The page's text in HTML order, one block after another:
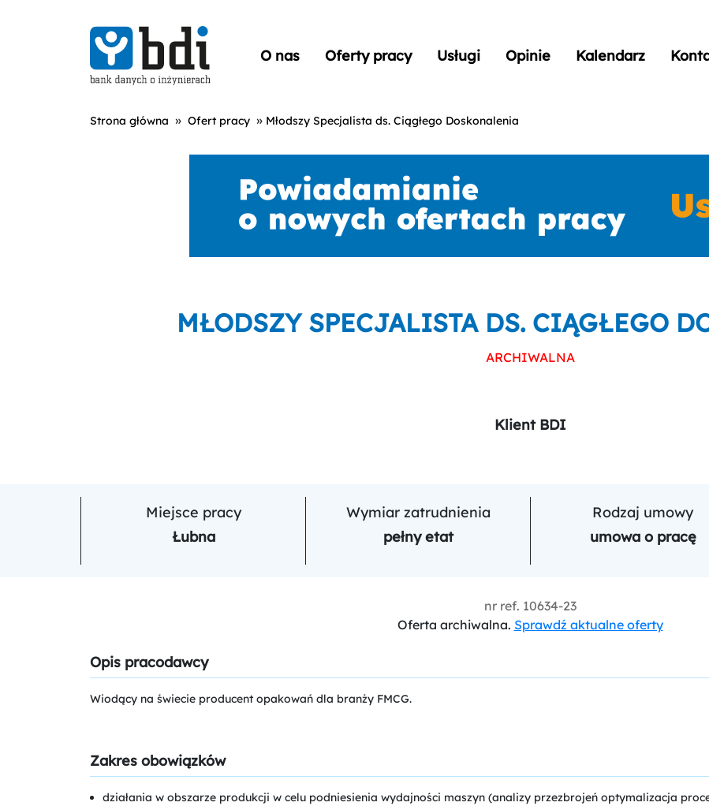
O nas Oferty pracy Usługi Opinie Kalendarz
Strona główna » Ofert pracy » Młodszy Specjalista ds. Ciągłego Doskonalenia
MŁODSZY SPECJALISTA DS. CIĄGŁEGO
ARCHIWALNA
Klient BDI
Miejsce pracy
Łubna
Wymiar zatrudnienia
pełny etat
Rodzaj umowy
umowa o pracę
nr ref. 10634-23
Oferta archiwalna. Sprawdź aktualne oferty
Opis pracodawcy
Wiodący na świecie producent opakowań dla branży FMCG.
Zakres obowiązków
działania w obszarze produkcji w celu podniesienia wydajności maszyn (analizy przezbrojeń optymalizacja